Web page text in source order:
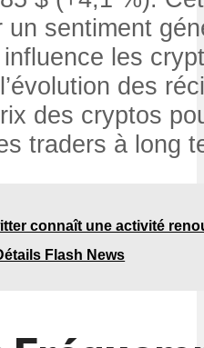
un sentiment
les
des
des cryptos
traders à long
connaît une activité
Flash News